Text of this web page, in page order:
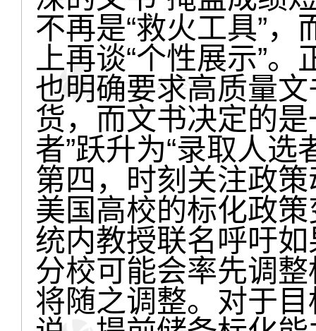
不再是“救火工具”
上再谈“个性展示”
也明确要求高质量
货，而文书决定的
者”跃升为“录取人选
第四，时刻关注政
美国高校的标化政
统内教授联名呼吁
分校可能会率先调
将随之调整。对于